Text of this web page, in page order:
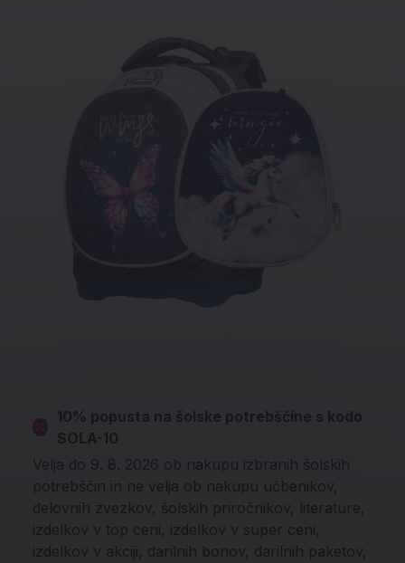
10% popusta na šolske potrebščine s kodo
SOLA-10
Velja do 9. 8. 2026 ob nakupu izbranih šolskih
potrebščin in ne velja ob nakupu učbenikov,
delovnih zvezkov, šolskih priročnikov, literature,
izdelkov v top ceni, izdelkov v super ceni,
izdelkov v akciji, darilnih bonov, darilnih paketov,